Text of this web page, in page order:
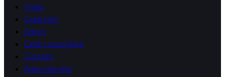
Video
Cataloghi
Artisti
Centri consigliati
Contatti
Area riservata